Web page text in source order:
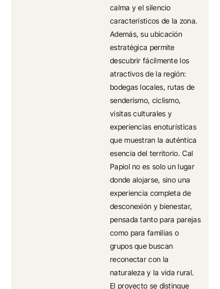
calma y el silencio
característicos de la zona.
Además, su ubicación
estratégica permite
descubrir fácilmente los
atractivos de la región:
bodegas locales, rutas de
senderismo, ciclismo,
visitas culturales y
experiencias enoturísticas
que muestran la auténtica
esencia del territorio. Cal
Papiol no es solo un lugar
donde alojarse, sino una
experiencia completa de
desconexión y bienestar,
pensada tanto para parejas
como para familias o
grupos que buscan
reconectar con la
naturaleza y la vida rural.
El proyecto se distingue